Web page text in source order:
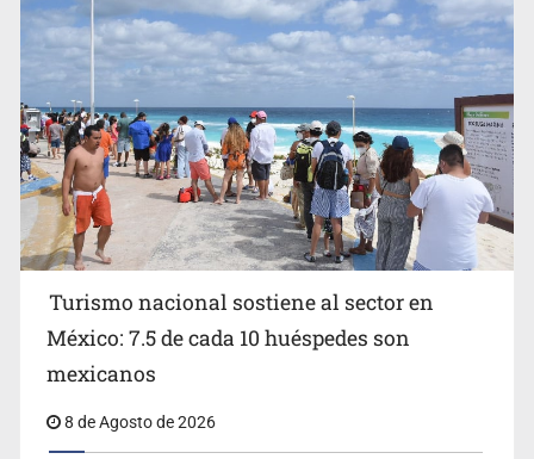
EU reanudará este sábado inspecciones de aguacate en
Michoacán
Belinda se corona como la más bella de 2026 en People
Turismo nacional sostiene al sector en
México: 7.5 de cada 10 huéspedes son
mexicanos
8 de Agosto de 2026